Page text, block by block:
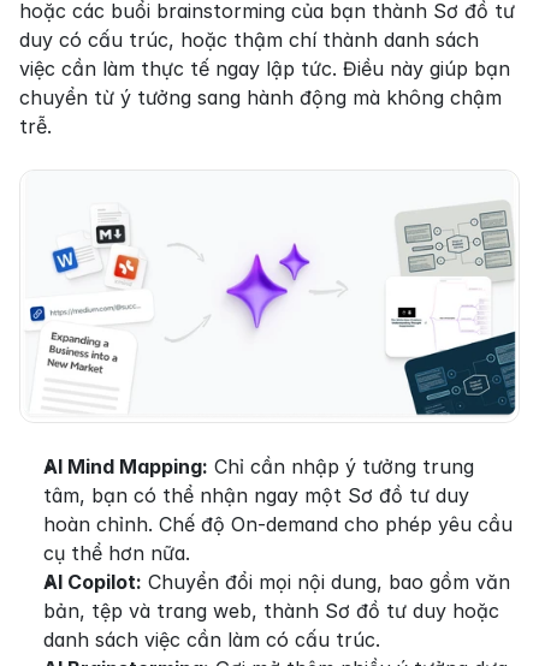
hoặc các buổi brainstorming của bạn thành Sơ đồ tư
duy có cấu trúc, hoặc thậm chí thành danh sách
việc cần làm thực tế ngay lập tức. Điều này giúp bạn
chuyển từ ý tưởng sang hành động mà không chậm
trễ.
AI Mind Mapping: Chỉ cần nhập ý tưởng trung
tâm, bạn có thể nhận ngay một Sơ đồ tư duy
hoàn chỉnh. Chế độ On-demand cho phép yêu cầu
cụ thể hơn nữa.
AI Copilot: Chuyển đổi mọi nội dung, bao gồm văn
bản, tệp và trang web, thành Sơ đồ tư duy hoặc
danh sách việc cần làm có cấu trúc.